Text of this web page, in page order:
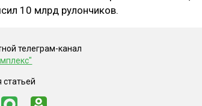
10 млрд рулончиков.
телеграм-канал
статьей